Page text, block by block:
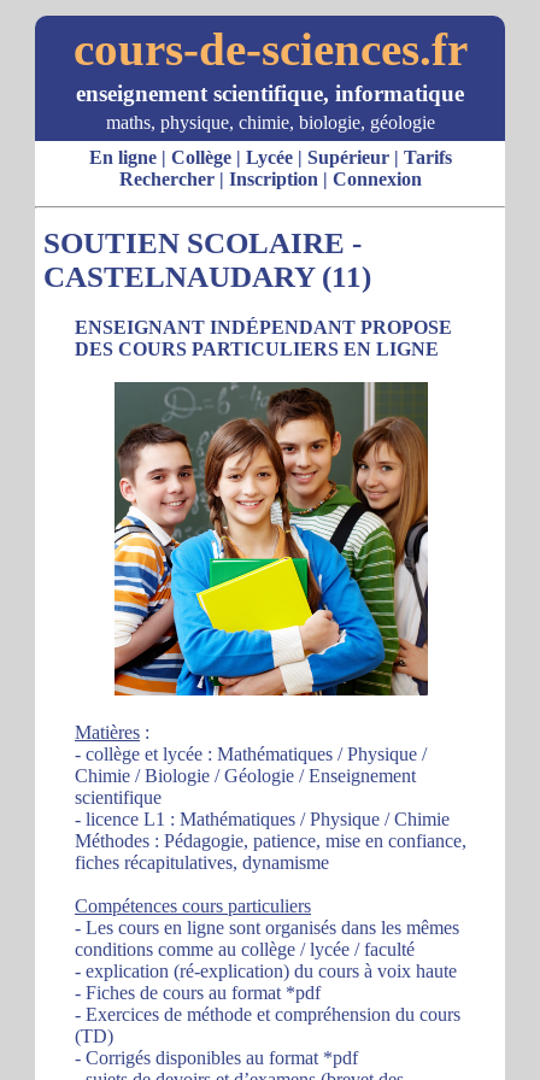
cours-de-sciences.fr
enseignement scientifique, informatique
maths, physique, chimie, biologie, géologie
En ligne| Collège| Lycée| Supérieur| Tarifs
Rechercher| Inscription | Connexion
SOUTIEN SCOLAIRE -
CASTELNAUDARY (11)
ENSEIGNANT INDÉPENDANT PROPOSE
DES COURS PARTICULIERS EN LIGNE
Matières :
- collège et lycée : Mathématiques / Physique /
Chimie / Biologie / Géologie / Enseignement
scientifique
- licence L1 : Mathématiques / Physique / Chimie
Méthodes : Pédagogie, patience, mise en confiance,
fiches récapitulatives, dynamisme
Compétences cours particuliers
- Les cours en ligne sont organisés dans les mêmes
conditions comme au collège / lycée / faculté
- explication (ré-explication) du cours à voix haute
- Fiches de cours au format *pdf
- Exercices de méthode et compréhension du cours
(TD)
- Corrigés disponibles au format *pdf